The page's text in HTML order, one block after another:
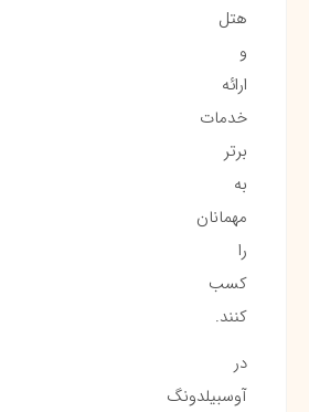
هتل
و
ارائه
خدمات
برتر
به
مهمانان
را
کسب
کنند.
در
آوسبیلدونگ